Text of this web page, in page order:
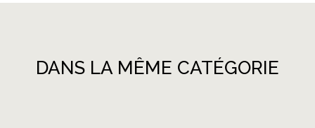
DANS LA MÊME CATÉGORIE